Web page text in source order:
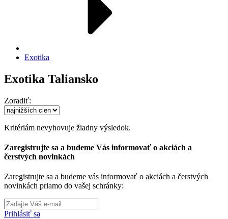
Exotika
Exotika Taliansko
Zoradiť:
Kritériám nevyhovuje žiadny výsledok.
Zaregistrujte sa a budeme Vás informovať o akciách a
čerstvých novinkách
Zaregistrujte sa a budeme vás informovať o akciách a čerstvých
novinkách priamo do vašej schránky:
Prihlásiť sa